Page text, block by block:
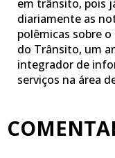
em trânsito, pois
diariamente as
polêmicas sobre
do Trânsito, um
integrador de
serviços na área